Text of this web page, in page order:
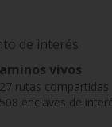
de interés
vivos
rutas compartidas
enclaves de